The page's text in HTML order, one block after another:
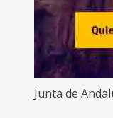
Junta de